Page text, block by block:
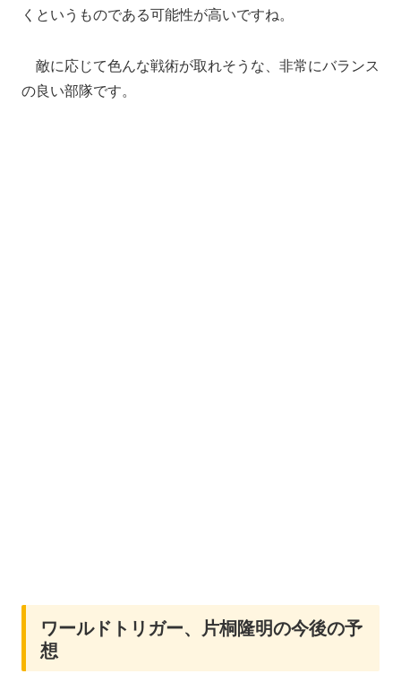
くというものである可能性が高いですね。
敵に応じて色んな戦術が取れそうな、非常にバランス
の良い部隊です。
ワールドトリガー、片桐隆明の今後の予
想